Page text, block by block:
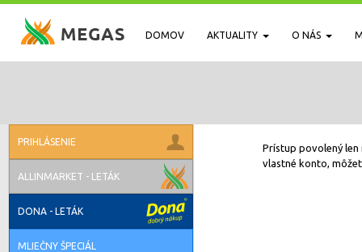
DOMOV AKTUALITY O NÁS
PRIHLÁSENIE
ALLINMARKET - LETÁK
DONA - LETÁK
MLIEČNY ŠPECIÁL
Prístup povolený len
vlastné konto,